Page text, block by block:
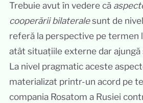
Trebuie avut în vedere că
cooperării bilateralesunt de
referă la perspective pe termen
atât situațiile externe dar ajungă
La nivel pragmatic aceste
materializat printr-un acord pe
compania Rosatom a Rusiei